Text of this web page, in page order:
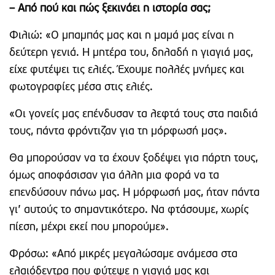
– Από πού και πώς ξεκινάει η ιστορία σας;
Φιλιώ: «Ο μπαμπάς μας και η μαμά μας είναι η
δεύτερη γενιά. Η μητέρα του, δηλαδή η γιαγιά μας,
είχε φυτέψει τις ελιές. Έχουμε πολλές μνήμες και
φωτογραφίες μέσα στις ελιές.
«Οι γονείς μας επένδυσαν τα λεφτά τους στα παιδιά
τους, πάντα φρόντιζαν για τη μόρφωσή μας».
Θα μπορούσαν να τα έχουν ξοδέψει για πάρτη τους,
όμως αποφάσισαν για άλλη μια φορά να τα
επενδύσουν πάνω μας. Η μόρφωσή μας, ήταν πάντα
γι’ αυτούς το σημαντικότερο. Να φτάσουμε, χωρίς
πίεση, μέχρι εκεί που μπορούμε».
Φρόσω: «Από μικρές μεγαλώσαμε ανάμεσα στα
ελαιόδεντρα που φύτεψε η γιαγιά μας και